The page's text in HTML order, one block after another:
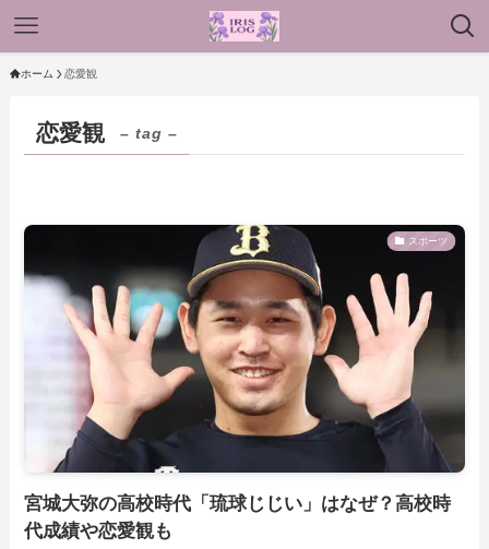
ホーム 恋愛観
恋愛観 – tag –
スポーツ
宮城大弥の高校時代「琉球じじい」はなぜ？高校時
代成績や恋愛観も